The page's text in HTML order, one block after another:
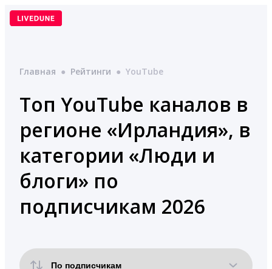
Перейти
Главная ● Рейтинги ● YouTube
Топ YouTube каналов в
регионе «Ирландия», в
категории «Люди и
блоги» по
подписчикам 2026